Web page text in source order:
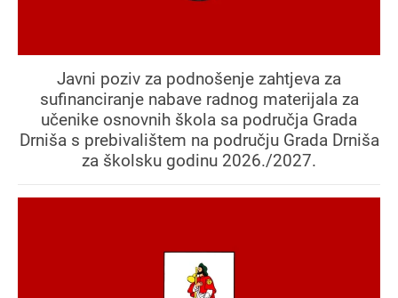
Javni poziv za podnošenje zahtjeva za
sufinanciranje nabave radnog materijala za
učenike osnovnih škola sa područja Grada
Drniša s prebivalištem na području Grada Drniša
za školsku godinu 2026./2027.